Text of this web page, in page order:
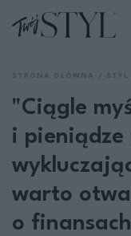
"Ciągle
i
warto
o